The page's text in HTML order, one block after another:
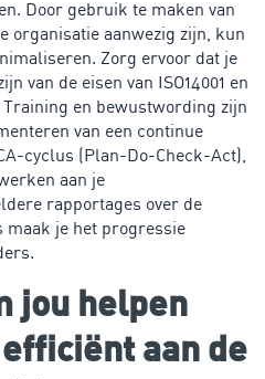
Door gebruik te maken van
organisatie aanwezig zijn, kun
Zorg ervoor dat je
van de eisen van ISO14001 en
en bewustwording zijn
van een continue
cyclus (Plan-Do-Check-Act),
aan je
rapportages over de
maak je het progressie
jou helpen
aan de